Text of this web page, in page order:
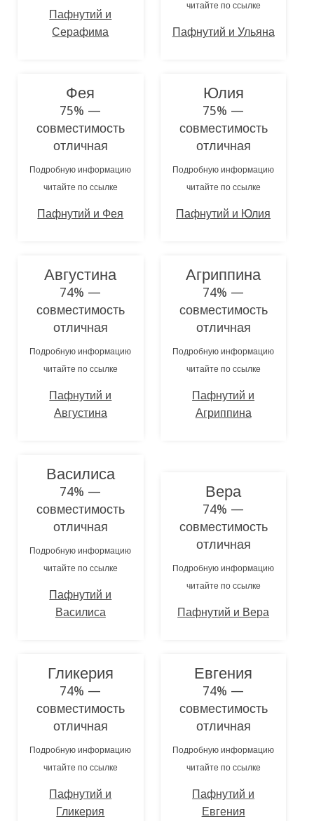
Пафнутий и
Серафима
читайте по ссылке
Пафнутий и Ульяна
Фея
75% —
совместимость
отличная
Подробную информацию
читайте по ссылке
Пафнутий и Фея
Юлия
75% —
совместимость
отличная
Подробную информацию
читайте по ссылке
Пафнутий и Юлия
Августина
74% —
совместимость
отличная
Подробную информацию
читайте по ссылке
Пафнутий и
Августина
Агриппина
74% —
совместимость
отличная
Подробную информацию
читайте по ссылке
Пафнутий и
Агриппина
Василиса
74% —
совместимость
отличная
Подробную информацию
читайте по ссылке
Пафнутий и
Василиса
Вера
74% —
совместимость
отличная
Подробную информацию
читайте по ссылке
Пафнутий и Вера
Гликерия
74% —
совместимость
отличная
Подробную информацию
читайте по ссылке
Пафнутий и
Гликерия
Евгения
74% —
совместимость
отличная
Подробную информацию
читайте по ссылке
Пафнутий и
Евгения